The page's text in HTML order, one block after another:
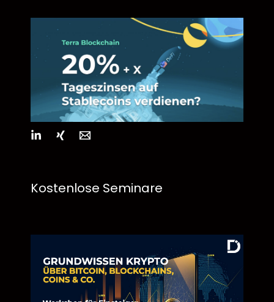
Kostenlose Seminare